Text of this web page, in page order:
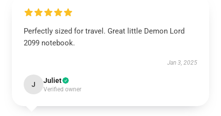
Perfectly sized for travel. Great little Demon Lord
2099 notebook.
Jan 3, 2025
J Juliet
Verified owner